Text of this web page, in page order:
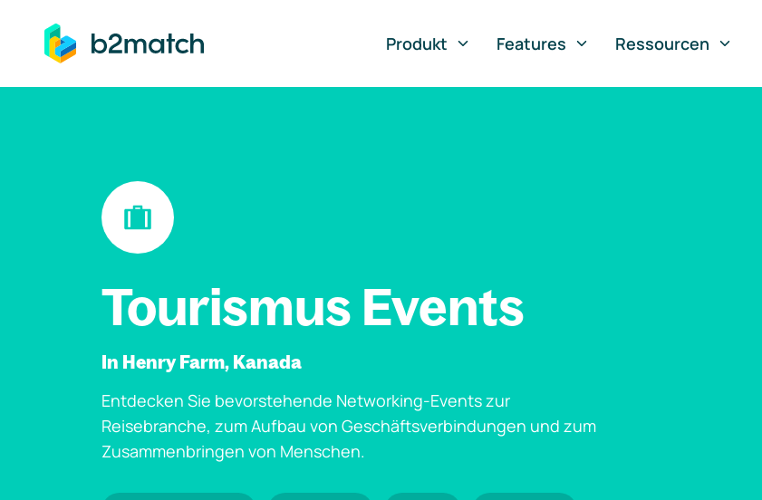
springen
Produkt
Features Ressourcen
Tourismus Events
In Henry Farm, Kanada
Entdecken Sie bevorstehende Networking-Events zur
Reisebranche, zum Aufbau von Geschäftsverbindungen und zum
Zusammenbringen von Menschen.